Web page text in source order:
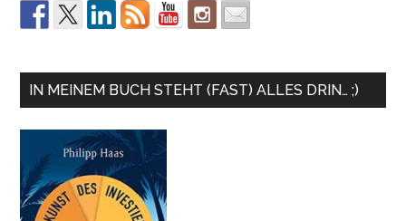
IN MEINEM BUCH STEHT (FAST) ALLES DRIN… ;)